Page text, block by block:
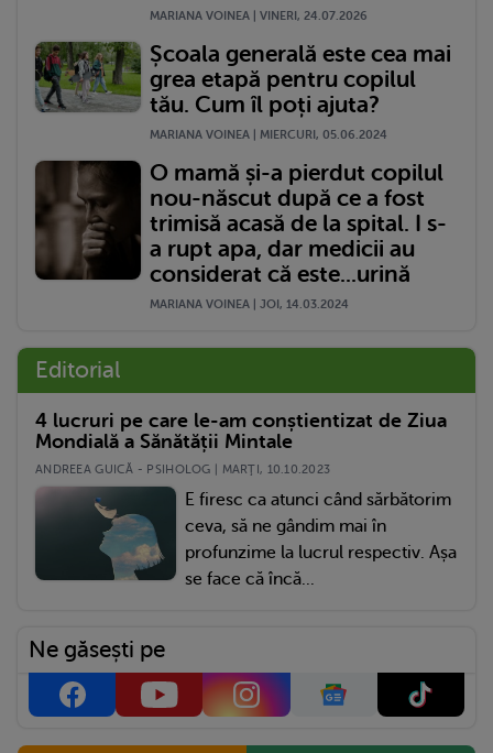
MARIANA VOINEA | VINERI, 24.07.2026
Școala generală este cea mai
grea etapă pentru copilul
tău. Cum îl poți ajuta?
MARIANA VOINEA | MIERCURI, 05.06.2024
O mamă și-a pierdut copilul
nou-născut după ce a fost
trimisă acasă de la spital. I s-
a rupt apa, dar medicii au
considerat că este...urină
MARIANA VOINEA | JOI, 14.03.2024
Editorial
4 lucruri pe care le-am conștientizat de Ziua
Mondială a Sănătății Mintale
ANDREEA GUICĂ - PSIHOLOG | MARŢI, 10.10.2023
E firesc ca atunci când sărbătorim
ceva, să ne gândim mai în
profunzime la lucrul respectiv. Așa
se face că încă...
Ne găsești pe